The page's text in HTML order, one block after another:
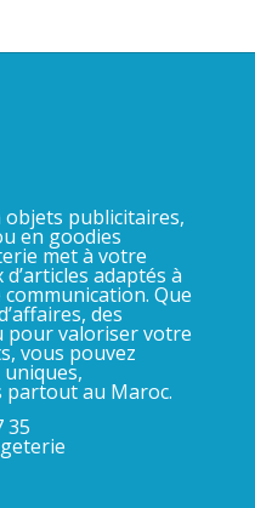
publicitaires,
en goodies
met à votre
adaptés à
Que
des
pour valoriser votre
vous pouvez
partout au Maroc.
35